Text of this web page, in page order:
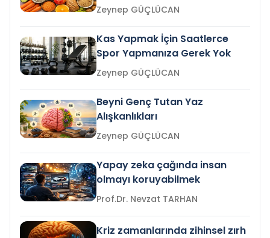
Zeynep GÜÇLÜCAN
Kas Yapmak İçin Saatlerce
Spor Yapmanıza Gerek Yok
Zeynep GÜÇLÜCAN
Beyni Genç Tutan Yaz
Alışkanlıkları
Zeynep GÜÇLÜCAN
Yapay zeka çağında insan
olmayı koruyabilmek
Prof.Dr. Nevzat TARHAN
Kriz zamanlarında zihinsel zırh